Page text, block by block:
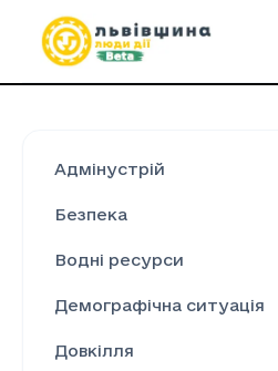
Адмінустрій
Безпека
Водні ресурси
Демографічна ситуація
Довкілля